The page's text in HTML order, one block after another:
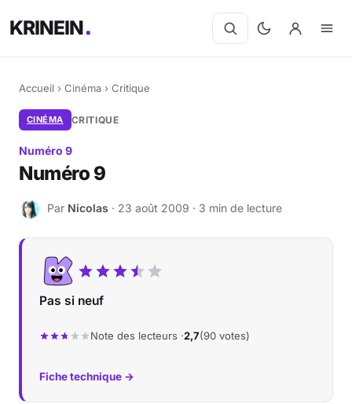
KRINEIN
Accueil › Cinéma › Critique
CINÉMA CRITIQUE
Numéro 9
Numéro 9
N Par Nicolas · 23 août 2009 · 3 min de lecture
Pas si neuf
Note des lecteurs ·2,7(90 votes)
Fiche technique →